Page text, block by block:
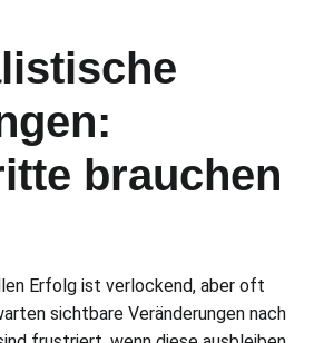
brauchen
Erfolg ist verlockend, aber oft
sichtbare Veränderungen nach